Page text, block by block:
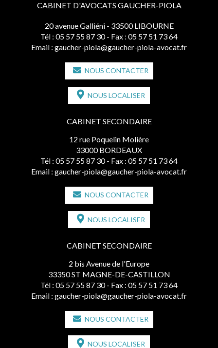
CABINET D'AVOCATS GAUCHER-PIOLA
20 avenue Galliéni - 33500 LIBOURNE
Tél : 05 57 55 87 30 - Fax : 05 57 51 73 64
Email : gaucher-piola@gaucher-piola-avocat.fr
NOUS CONTACTER
NOUS LOCALISER
CABINET SECONDAIRE
12 rue Poquelin Molière
33000 BORDEAUX
Tél : 05 57 55 87 30 - Fax : 05 57 51 73 64
Email : gaucher-piola@gaucher-piola-avocat.fr
NOUS CONTACTER
NOUS LOCALISER
CABINET SECONDAIRE
2 bis Avenue de l'Europe
33350 ST MAGNE-DE-CASTILLON
Tél : 05 57 55 87 30 - Fax : 05 57 51 73 64
Email : gaucher-piola@gaucher-piola-avocat.fr
NOUS CONTACTER
NOUS LOCALISER